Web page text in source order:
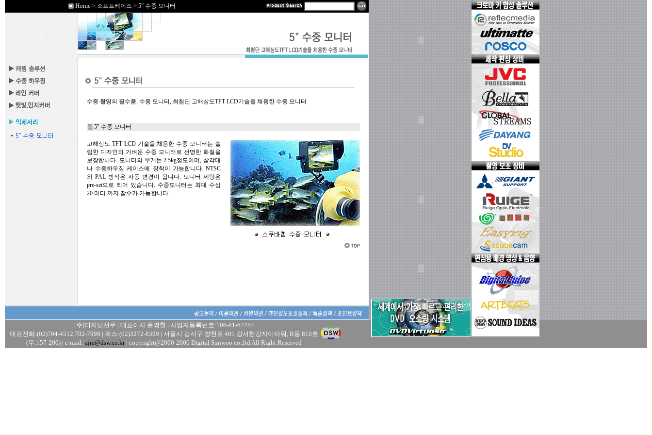
Home > 소프트케이스 > 5” 수중 모니터
수중 촬영의 필수품, 수중 모니터, 최첨단 고해상도TFT LCD기술을 채용한 수중 모니터
▒ 5" 수중 모니터
고해상도 TFT LCD 기술을 채용한 수중 모니터는 슬
림한 디자인의 가벼운 수중 모니터로 선명한 화질을
보장합니다. 모니터의 무게는 2.5kg정도이며, 삼각대
나 수중하우징 케이스에 장착이 가능합니다. NTSC
와 PAL 방식은 자동 변경이 됩니다. 모니터 세팅은
pre-set으로 되어 있습니다. 수중모니터는 최대 수심
20 미터 까지 잠수가 가능합니다.
[주]디지탈선우 | 대표이사 윤영철 | 사업자등록번호:106-81-67254
대표전화:(02)704-4512,702-7999 | 팩스:(02)3272-8399 | 서울시 강서구 양천로 401 강서한강자이타워, B동 810호
(우:157-200) | e-mail: ajm@dsw.co.kr| copyright@2000-2006 Digital Sunwoo co.,ltd All Right Reserved